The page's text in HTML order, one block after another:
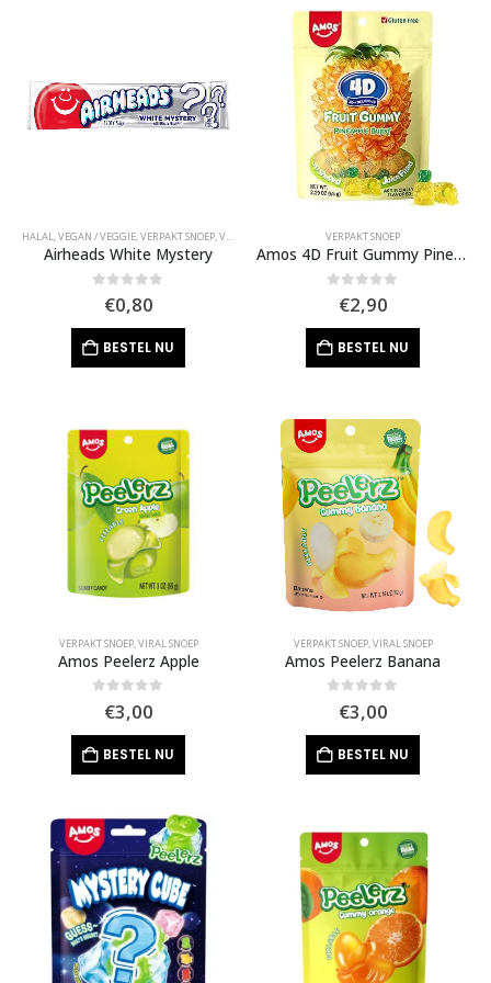
HALAL,VEGAN / VEGGIE,VERPAKT SNOEP,VIRAL SNOEP
Airheads White Mystery
out of 5
€0,80
BESTEL NU
VERPAKT SNOEP
Amos 4D Fruit Gummy Pineapple Burst
out of 5
€2,90
BESTEL NU
VERPAKT SNOEP,VIRAL SNOEP
Amos Peelerz Apple
out of 5
€3,00
BESTEL NU
VERPAKT SNOEP,VIRAL SNOEP
Amos Peelerz Banana
out of 5
€3,00
BESTEL NU